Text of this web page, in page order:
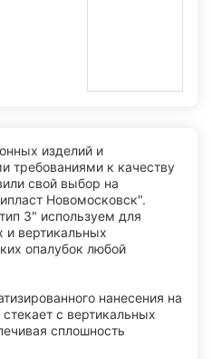
изделий и
требованиями к качеству
свой выбор на
Новомосковск".
3" используем для
и вертикальных
опалубок любой
нанесения на
с вертикальных
сплошность